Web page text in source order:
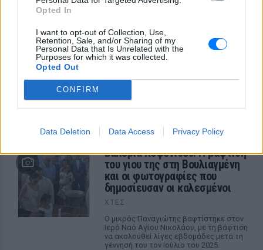
Opted In
I want to opt-out of Collection, Use,
Retention, Sale, and/or Sharing of my
Personal Data that Is Unrelated with the
Purposes for which it was collected.
Opted Out
CONFIRM
Data Deletion Data Access Privacy Policy
ανάρτηση που συγκέντρωσε χιλιάδες
Κατερίνα Καινούργιου στην
Πάρο: Η αγκαλιά με την κόρη
της και η λεζάντα που «λύγισε»
τους
Βαλέρια Χοψονίδου: Η βάφτιση
του γιου της στη Βουλιαγμένη
και οι φωτογραφίες που
δημοσίευσαν οι καλεσμένοι
ΧΤΕΣ
Ο μικρός Παναγιώτης βαφτίστηκε στον
Ιερό Ναό Αγίου Νικολάου, με τη βάφτιση
να ακολουθεί λίγες εβδομάδες μετά τη
γέννησή του τον Ιούλιο του 2025.